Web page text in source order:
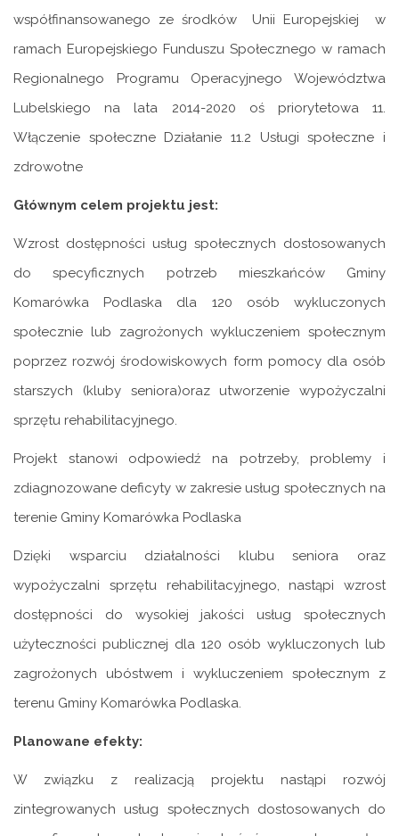
współfinansowanego ze środków Unii Europejskiej w
ramach Europejskiego Funduszu Społecznego w ramach
Regionalnego Programu Operacyjnego Województwa
Lubelskiego na lata 2014-2020 oś priorytetowa 11.
Włączenie społeczne Działanie 11.2 Usługi społeczne i
zdrowotne
Głównym celem projektu jest:
Wzrost dostępności usług społecznych dostosowanych
do specyficznych potrzeb mieszkańców Gminy
Komarówka Podlaska dla 120 osób wykluczonych
społecznie lub zagrożonych wykluczeniem społecznym
poprzez rozwój środowiskowych form pomocy dla osób
starszych (kluby seniora)oraz utworzenie wypożyczalni
sprzętu rehabilitacyjnego.
Projekt stanowi odpowiedź na potrzeby, problemy i
zdiagnozowane deficyty w zakresie usług społecznych na
terenie Gminy Komarówka Podlaska
Dzięki wsparciu działalności klubu seniora oraz
wypożyczalni sprzętu rehabilitacyjnego, nastąpi wzrost
dostępności do wysokiej jakości usług społecznych
użyteczności publicznej dla 120 osób wykluczonych lub
zagrożonych ubóstwem i wykluczeniem społecznym z
terenu Gminy Komarówka Podlaska.
Planowane efekty:
W związku z realizacją projektu nastąpi rozwój
zintegrowanych usług społecznych dostosowanych do